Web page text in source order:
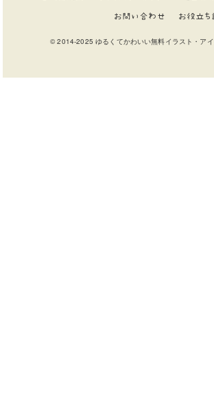
お問い合わせ お役立ち
© 2014-2025 ゆるくてかわいい無料イラスト・ア